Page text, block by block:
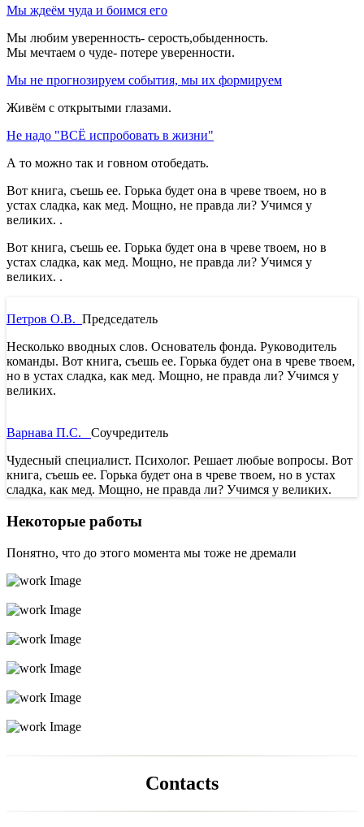
Мы ждеём чуда и боимся его
Мы любим уверенность- серость,обыденность.
Мы мечтаем о чуде- потере уверенности.
Мы не прогнозируем события, мы их формируем
Живём с открытыми глазами.
Не надо "ВСЁ испробовать в жизни"
А то можно так и говном отобедать.
Вот книга, съешь ее. Горька будет она в чреве твоем, но в
устах сладка, как мед. Мощно, не правда ли? Учимся у
великих. .
Вот книга, съешь ее. Горька будет она в чреве твоем, но в
устах сладка, как мед. Мощно, не правда ли? Учимся у
великих. .
Петров О.В. Председатель
Несколько вводных слов. Основатель фонда. Руководитель
команды. Вот книга, съешь ее. Горька будет она в чреве твоем,
но в устах сладка, как мед. Мощно, не правда ли? Учимся у
великих.
Варнава П.С. Соучредитель
Чудесный специалист. Психолог. Решает любые вопросы. Вот
книга, съешь ее. Горька будет она в чреве твоем, но в устах
сладка, как мед. Мощно, не правда ли? Учимся у великих.
Некоторые работы
Понятно, что до этого момента мы тоже не дремали
Contacts